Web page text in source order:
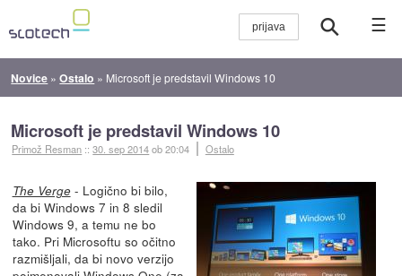
☰
Novice »Ostalo » Microsoft je predstavil Windows 10
Microsoft je predstavil Windows 10
Primož Resman ::30. sep 2014ob 20:04 Ostalo
The Verge- Logično bi bilo,
da bi Windows 7 in 8 sledil
Windows 9, a temu ne bo
tako. Pri Microsoftu so očitno
razmišljali, da bi novo verzijo